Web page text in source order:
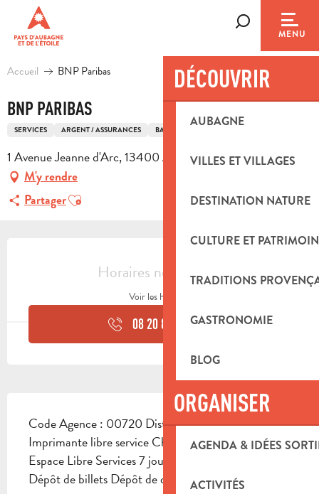
contenu
principal
MENU
DÉCOUVRIR
AUBAGNE
VILLES ET VILLAGES
DESTINATION NATURE
CULTURE ET
TRADITIONS
GASTRONOMIE
BLOG
ORGANISER
AGENDA & IDÉES
ACTIVITÉS
Accueil BNP Paribas
BNP PARIBAS
SERVICES ARGENT / ASSURANCES BANQUE
1 Avenue Jeanne d'Arc, 13400 Aubagne
M'y rendre
PartagerAjouter aux favoris
OUVERTURE ET COORDONNÉES
Horaires non définis
Voir les horaires
08 20 82 00▒▒
Code Agence : 00720 Distributeur Coffre
Imprimante libre service Change sur commande
Espace Libre Services 7 jours sur 7 06:00-22:00
Dépôt de billets Dépôt de chèques